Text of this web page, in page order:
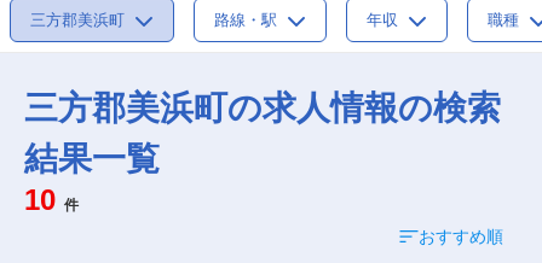
三方郡美浜町 路線・駅 年収 職種
三方郡美浜町の求人情報の検索
結果一覧
10 件
おすすめ順